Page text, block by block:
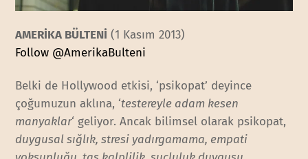
AMERİKA BÜLTENİ (1 Kasım 2013)
Follow @AmerikaBulteni
Belki de Hollywood etkisi, ‘psikopat’ deyince
çoğumuzun aklına, ‘testereyle adam kesen
manyaklar‘ geliyor. Ancak bilimsel olarak psikopat,
duygusal sığlık, stresi yadırgamama, empati